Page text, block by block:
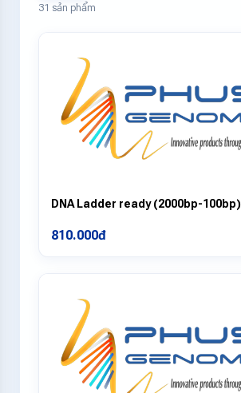
31 sản phẩm
DNA Ladder ready (2000bp-100bp)
810.000đ